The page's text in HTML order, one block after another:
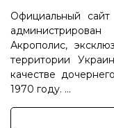
Официальный
Акрополис,
территории
качестве
1970 году. ...